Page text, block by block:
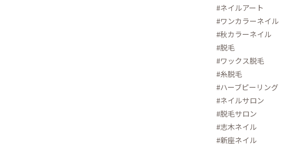
#ネイルアート
#ワンカラーネイル
#秋カラーネイル
#脱毛
#ワックス脱毛
#糸脱毛
#ハーブピーリング
#ネイルサロン
#脱毛サロン
#志木ネイル
#新座ネイル